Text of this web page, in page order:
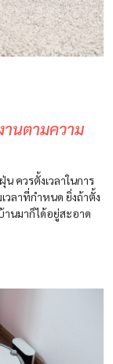
านตามความ
ควรตั้งเวลาในการ
วลาที่กำหนด ยิ่งถ้าตั้ง
นมาก็ได้อยู่สะอาด